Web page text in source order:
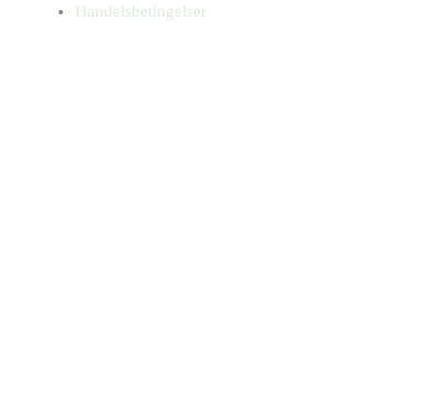
Handelsbetingelser